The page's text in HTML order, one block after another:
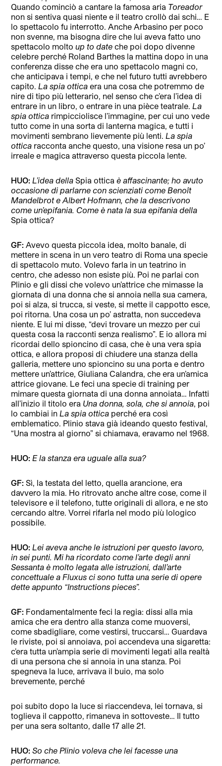
Quando cominciò a cantare la famosa aria Toreador
non si sentiva quasi niente e il teatro crollò dai schi… E
lo spettacolo fu interrotto. Anche Arbasino per poco
non svenne, ma bisogna dire che lui aveva fatto uno
spettacolo moltoup to dateche poi dopo divenne
celebre perché Roland Barthes la mattina dopo in una
conferenza disse che era uno spettacolo magni co,
che anticipava i tempi, e che nel futuro tutti avrebbero
capito.La spia otticaera una cosa che potremmo de
nire di tipo più letterario, nel senso che c’era l’idea di
entrare in un libro, o entrare in una pièce teatrale.La
spia ottica rimpicciolisce l’immagine, per cui uno vede
tutto come in una sorta di lanterna magica, e tutti i
movimenti sembrano lievemente più lenti.La spia
ottica racconta anche questo, una visione resa un po’
irreale e magica attraverso questa piccola lente.
HUO:L’idea dellaSpia otticaè affascinante; ho avuto
occasione di parlarne con scienziati come Benoît
Mandelbrot e Albert Hofmann, che la descrivono
come un’epifania. Come è nata la sua epifania della
Spia ottica?
GF:Avevo questa piccola idea, molto banale, di
mettere in scena in un vero teatro di Roma una specie
di spettacolo muto. Volevo farla in un teatrino in
centro, che adesso non esiste più. Poi ne parlai con
Plinio e gli dissi che volevo un’attrice che mimasse la
giornata di una donna che si annoia nella sua camera,
poi si alza, si trucca, si veste, si mette il cappotto esce,
poi ritorna. Una cosa un po’ astratta, non succedeva
niente. E lui mi disse, “devi trovare un mezzo per cui
questa cosa la racconti senza realismo”. E io allora mi
ricordai dello spioncino di casa, che è una vera spia
ottica, e allora proposi di chiudere una stanza della
galleria, mettere uno spioncino su una porta e dentro
mettere un’attrice, Giuliana Calandra, che era un’amica
attrice giovane. Le feci una specie di training per
mimare questa giornata di una donna annoiata… Infatti
all’inizio il titolo era Una donna, sola, che si annoia, poi
lo cambiai inLa spia ottica perché era così
emblematico. Plinio stava già ideando questo festival,
“Una mostra al giorno” si chiamava, eravamo nel 1968.
HUO:E la stanza era uguale alla sua?
GF:Sì, la testata del letto, quella arancione, era
davvero la mia. Ho ritrovato anche altre cose, come il
televisore e il telefono, tutte originali di allora, e ne sto
cercando altre. Vorrei rifarla nel modo più lologico
possibile.
HUO:Lei aveva anche le istruzioni per questo lavoro,
in sei punti. Mi ha ricordato come l’arte degli anni
Sessanta è molto legata alle istruzioni, dall’arte
concettuale a Fluxus ci sono tutta una serie di opere
dette appunto “Instructions pieces”.
GF: Fondamentalmente feci la regia: dissi alla mia
amica che era dentro alla stanza come muoversi,
come sbadigliare, come vestirsi, truccarsi… Guardava
le riviste, poi si annoiava, poi accendeva una sigaretta:
c’era tutta un’ampia serie di movimenti legati alla realtà
di una persona che si annoia in una stanza. Poi
spegneva la luce, arrivava il buio, ma solo
brevemente, perché
poi subito dopo la luce si riaccendeva, lei tornava, si
toglieva il cappotto, rimaneva in sottoveste… Il tutto
per una sera soltanto, dalle 17 alle 21.
HUO:So che Plinio voleva che lei facesse una
performance.